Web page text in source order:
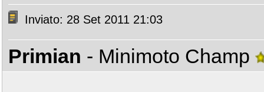
Inviato: 28 Set 2011 21:03
Primian - Minimoto Champ